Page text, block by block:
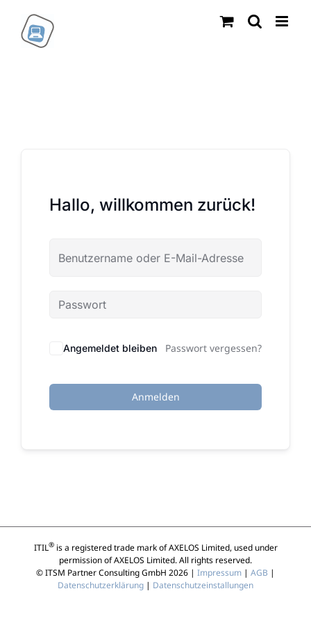
Inhalt
springen
Hallo, willkommen zurück!
Angemeldet bleiben Passwort vergessen?
Anmelden
ITIL®is a registered trade mark of AXELOS Limited, used under
permission of AXELOS Limited. All rights reserved.
© ITSM Partner Consulting GmbH 2026 | Impressum | AGB |
Datenschutzerklärung | Datenschutzeinstallungen